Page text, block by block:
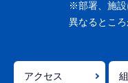
で
※部署、施設
異なるところ
アクセス